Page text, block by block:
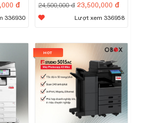
đ
336930
Sắc
24,500,000 đ 23,500,000 đ
Lượt xem 336958
HOT